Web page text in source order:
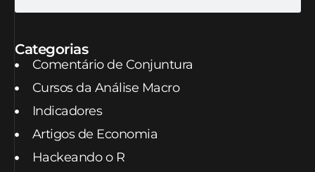
Categorias
Comentário de Conjuntura
Cursos da Análise Macro
Indicadores
Artigos de Economia
Hackeando o R